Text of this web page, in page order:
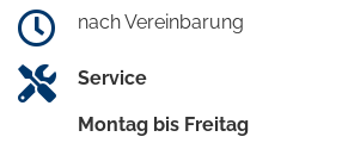
nach Vereinbarung
Service
Montag bis Freitag